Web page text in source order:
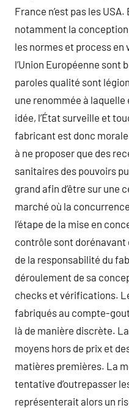
France n’est pas les
notamment la
les normes et process en
l’Union Européenne sont
paroles qualité sont légion
une renommée à
idée, l’État surveille et
fabricant est donc
à ne proposer que des
sanitaires des pouvoirs
grand afin d’être sur une
marché où la
l’étape de la mise en
contrôle sont dorénavant
de la responsabilité du
déroulement de sa
checks et vérifications.
fabriqués au compte-
là de manière discrète.
moyens hors de prix et
matières premières. La
tentative d’outrepasser
représenterait alors un